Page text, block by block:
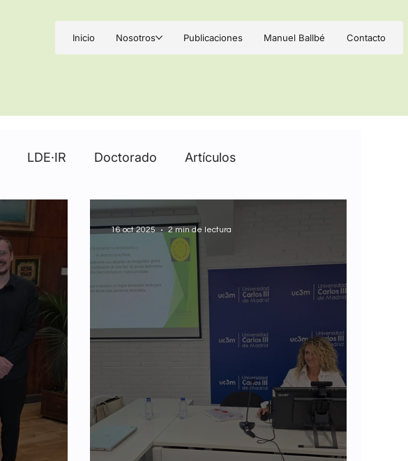
Inicio Nosotros Publicaciones Manuel Ballbé Contacto
LDE·IR Doctorado Artículos
16 oct 2025 2 min de lectura